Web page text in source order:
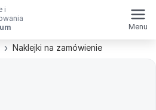
i
Menu
Naklejki na zamówienie